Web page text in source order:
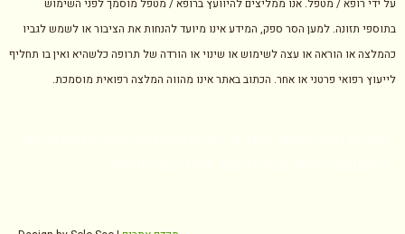
על ידי רופא / מטפל. אנו ממליצים להיוועץ ברופא / מטפל מוסמך לפני השימוש
בתוספי תזונה. למען הסר ספק, המידע אינו מיועד להנחות את הציבור או לשמש לגביו
כהמלצה או הוראה או עצה לשימוש או שינוי או הורדה של תרופה כלשהיא ואין בו תחליף
לייעוץ רפואי פרטני או אחר. הכתוב באתר אינו מהווה המלצה רפואית מוסמכת.